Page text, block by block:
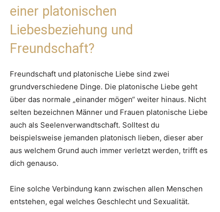
einer platonischen
Liebesbeziehung und
Freundschaft?
Freundschaft und platonische Liebe sind zwei
grundverschiedene Dinge. Die platonische Liebe geht
über das normale „einander mögen“ weiter hinaus. Nicht
selten bezeichnen Männer und Frauen platonische Liebe
auch als Seelenverwandtschaft. Solltest du
beispielsweise jemanden platonisch lieben, dieser aber
aus welchem Grund auch immer verletzt werden, trifft es
dich genauso.
Eine solche Verbindung kann zwischen allen Menschen
entstehen, egal welches Geschlecht und Sexualität.